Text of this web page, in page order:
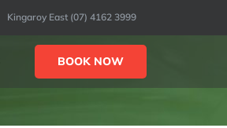
Kingaroy East (07) 4162 3999
BOOK NOW